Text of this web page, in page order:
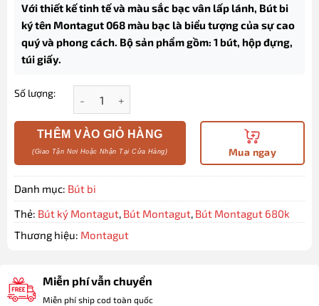
Với thiết kế tinh tế và màu sắc bạc vân lấp lánh, Bút bi
ký tên Montagut 068 màu bạc là biểu tượng của sự cao
quý và phong cách. Bộ sản phẩm gồm: 1 bút, hộp đựng,
túi giấy.
Số lượng:
THÊM VÀO GIỎ HÀNG
Mua ngay
Danh mục: Bút bi
Thẻ: Bút ký Montagut, Bút Montagut, Bút Montagut 680k
Thương hiệu: Montagut
Miễn phí vẫn chuyển
Miễn phí ship cod toàn quốc